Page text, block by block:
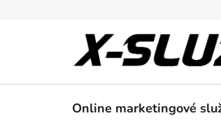
Online marketingové